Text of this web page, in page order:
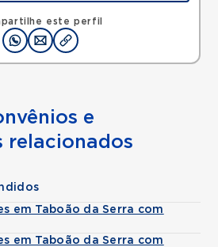
este perfil
Americano, Morumbi, Sao
•
Mapa
e
relacionados
em Taboão da Serra com
em Taboão da Serra com